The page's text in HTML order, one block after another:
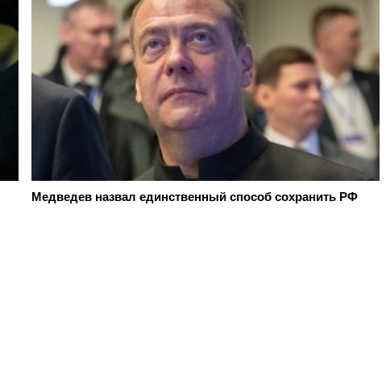
Медведев назвал единственный способ сохранить РФ